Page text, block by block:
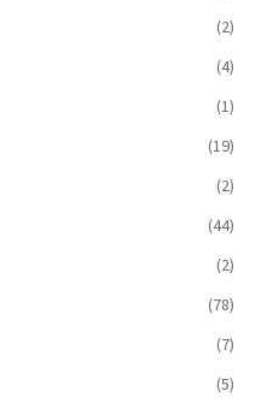
(2)
(4)
(1)
(19)
(2)
(44)
(2)
(78)
(7)
(5)